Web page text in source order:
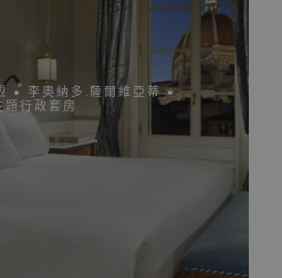
• 李奧納多.薩爾維亞蒂 •
題行政套房